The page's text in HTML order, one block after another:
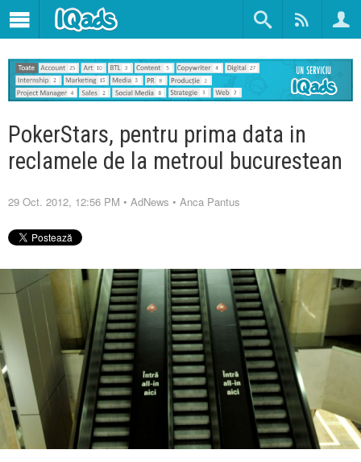
PokerStars, pentru prima data in
reclamele de la metroul bucurestean
29 Oct. 2012, 12:56 PM • AdNews • Anca Pantus